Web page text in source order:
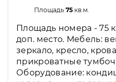
Площадь 75кв.м.
Площадь номера - 75
доп. место. Мебель:
зеркало, кресло,
прикроватные
Оборудование: